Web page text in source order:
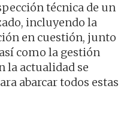
técnica de un
incluyendo la
en cuestión, junto
como la gestión
la actualidad se
abarcar todos estas